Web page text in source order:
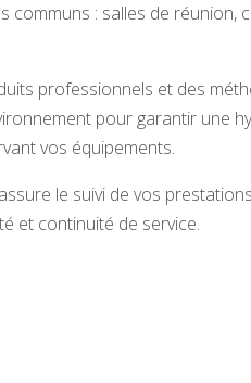
communs : salles de réunion,
professionnels et des
pour garantir une
vos équipements.
le suivi de vos
et continuité de service.